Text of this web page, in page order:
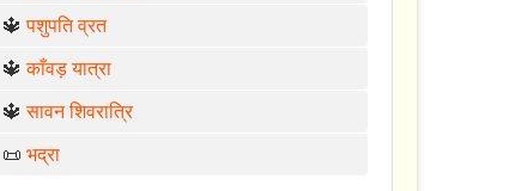
🔱पशुपति व्रत
🔱काँवड़ यात्रा
🔱सावन शिवरात्रि
📜भद्रा